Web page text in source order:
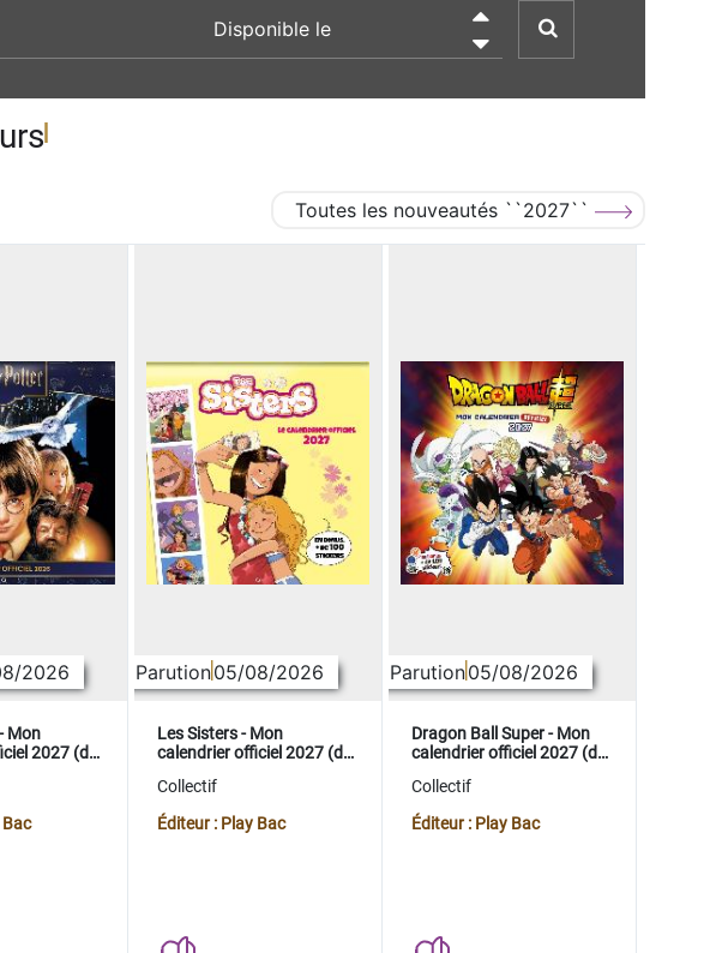

Toutes les nouveautés ``2027``
2026
Mon
2027 (de
Parution05/08/2026
Les Sisters - Mon
calendrier officiel 2027 (de
Collectif
Éditeur : Play Bac
Parution05/08/2026
Dragon Ball Super - Mon
calendrier officiel 2027 (de
Collectif
Éditeur : Play Bac